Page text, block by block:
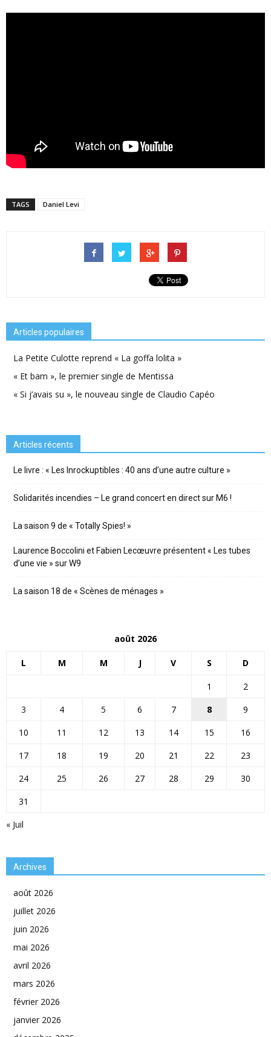
TAGS Daniel Levi
Articles populaires
La Petite Culotte reprend « La goffa lolita »
« Et bam », le premier single de Mentissa
« Si j’avais su », le nouveau single de Claudio Capéo
Articles récents
Le livre : « Les Inrockuptibles : 40 ans d’une autre culture »
Solidarités incendies – Le grand concert en direct sur M6 !
La saison 9 de « Totally Spies! »
Laurence Boccolini et Fabien Lecœuvre présentent « Les tubes
d’une vie » sur W9
La saison 18 de « Scènes de ménages »
août 2026
L M M J V S D
« Juil
1
2
3
4 5 6 7 8
9
10
11 12 13 14 15
16
17
18 19 20 21 22
23
24
25 26 27 28 29
30
31
Archives
août 2026
juillet 2026
juin 2026
mai 2026
avril 2026
mars 2026
février 2026
janvier 2026